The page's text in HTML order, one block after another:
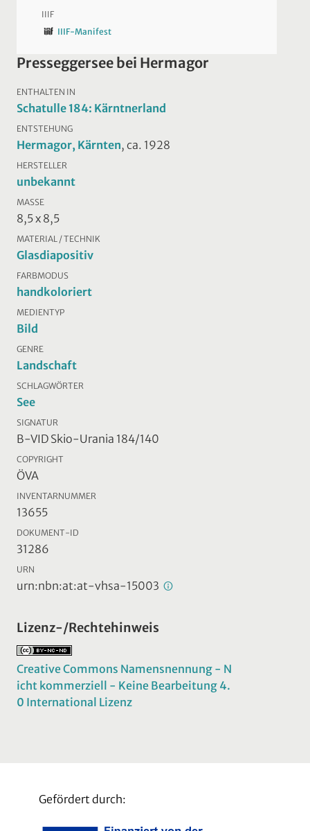
IIIF
IIIF-Manifest
Presseggersee bei Hermagor
ENTHALTEN IN
Schatulle 184: Kärntnerland
ENTSTEHUNG
Hermagor, Kärnten, ca. 1928
HERSTELLER
unbekannt
MASSE
8,5 x 8,5
MATERIAL / TECHNIK
Glasdiapositiv
FARBMODUS
handkoloriert
MEDIENTYP
Bild
GENRE
Landschaft
SCHLAGWÖRTER
See
SIGNATUR
B-VID Skio-Urania 184/140
COPYRIGHT
ÖVA
INVENTARNUMMER
13655
DOKUMENT-ID
31286
URN
urn:nbn:at:at-vhsa-15003
Lizenz-/Rechtehinweis
Creative Commons Namensnennung - N
icht kommerziell - Keine Bearbeitung 4.
0 International Lizenz
Gefördert durch: